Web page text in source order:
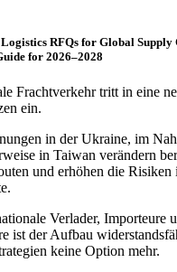
RFQs for Global Supply
for 2026–2028
Frachtverkehr tritt in eine
ein.
in der Ukraine, im
in Taiwan verändern
und erhöhen die Risiken
Verlader, Importeure
ist der Aufbau
keine Option mehr.